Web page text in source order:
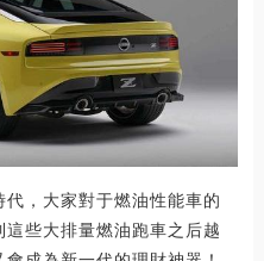
，大家對于燃油性能車的
些大排量燃油跑車之后越